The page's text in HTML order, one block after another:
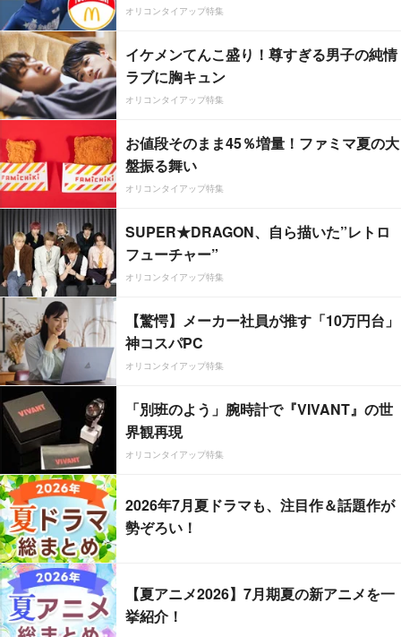
オリコンタイアップ特集
イケメンてんこ盛り！尊すぎる男子の純情
ラブに胸キュン
オリコンタイアップ特集
お値段そのまま45％増量！ファミマ夏の大
盤振る舞い
オリコンタイアップ特集
SUPER★DRAGON、自ら描いた”レトロ
フューチャー”
オリコンタイアップ特集
【驚愕】メーカー社員が推す「10万円台」
神コスパPC
オリコンタイアップ特集
「別班のよう」腕時計で『VIVANT』の世
界観再現
オリコンタイアップ特集
2026年7月夏ドラマも、注目作＆話題作が
勢ぞろい！
【夏アニメ2026】7月期夏の新アニメを一
挙紹介！